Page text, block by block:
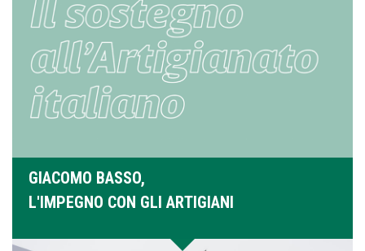
GIACOMO BASSO,
L'IMPEGNO CON GLI ARTIGIANI